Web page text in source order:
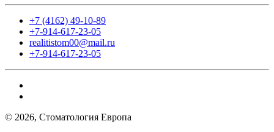
+7 (4162) 49-10-89
+7-914-617-23-05
realitistom00@mail.ru
+7-914-617-23-05
© 2026, Стоматология Европа